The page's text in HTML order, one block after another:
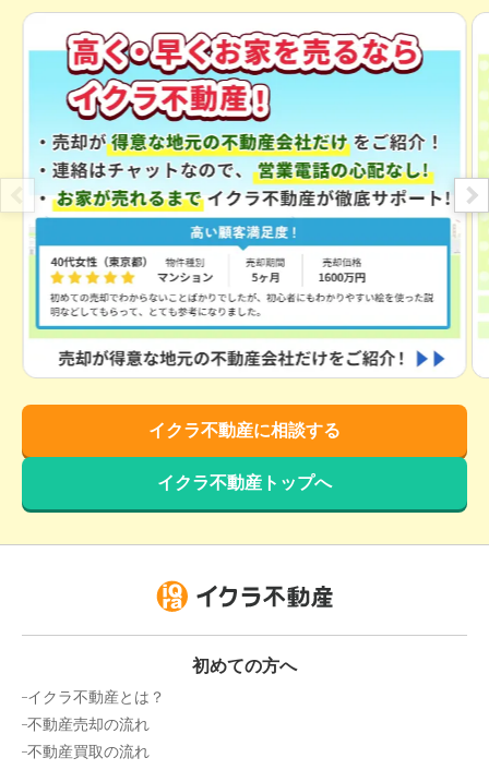
状態:古家あり 土地面積:231㎡
400万円
岐阜県多治見市滝呂町十二丁目
状態:更地 土地面積:191㎡
2,100 万円 2022年3月
愛知県名古屋市守山区大字上志段味
1,800
愛知県尾張旭市北山町北山
2,500万円
愛知県北名古屋市熊之庄
状態:更地
イクラ不動産に相談する
イクラ不動産トップへ
初めての方へ
イクラ不動産とは？
不動産売却の流れ
不動産買取の流れ